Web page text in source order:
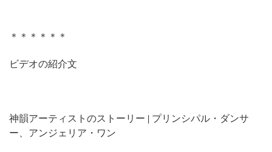
＊＊＊＊＊＊
ビデオの紹介文
神韻アーティストのストーリー | プリンシパル・ダンサ
ー、アンジェリア・ワン